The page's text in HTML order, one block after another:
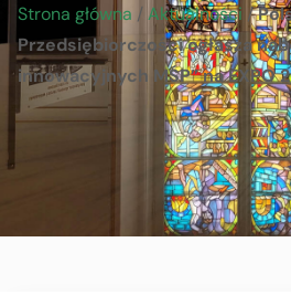
Strona główna / Aktualności /
Przedsiębiorczości ogłasza
innowacyjnych MŚP” na EXPO